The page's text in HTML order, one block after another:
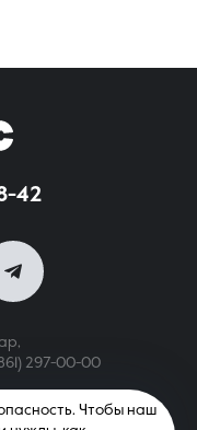
42
297-00-00
носит только
Чтобы наш